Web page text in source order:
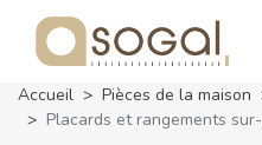
Accueil Pièces de la maison
Placards et rangements